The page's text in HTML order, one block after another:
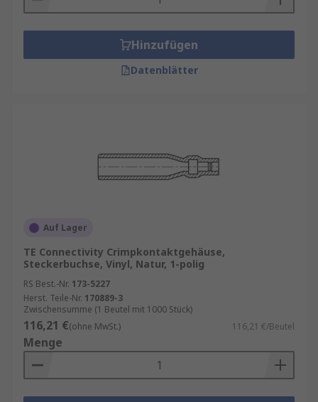
Hinzufügen
Datenblätter
Auf Lager
TE Connectivity Crimpkontaktgehäuse,
Steckerbuchse, Vinyl, Natur, 1-polig
RS Best.-Nr. 173-5227
Herst. Teile-Nr. 170889-3
Zwischensumme (1 Beutel mit 1000 Stück)
116,21 €(ohne MwSt.) 116,21 €/Beutel
Menge